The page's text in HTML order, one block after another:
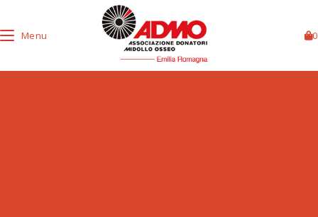
Menu 0